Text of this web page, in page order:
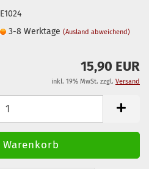
E1024
3-8 Werktage(Ausland abweichend)
15,90 EUR
inkl. 19% MwSt. zzgl. Versand